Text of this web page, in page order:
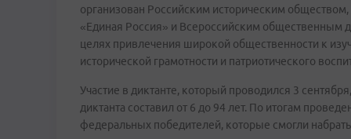
организован Российским историческим
«Единая Россия» и Всероссийским
целях привлечения широкой общественности к
исторической грамотности и патриотического
Участие в диктанте, который проводился 3
диктанта составил от 6 до 94 лет. По итогам
федеральных победителей, которые смогли